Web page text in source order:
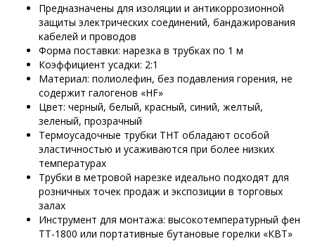
Предназначены для изоляции и антикоррозионной
защиты электрических соединений, бандажирования
кабелей и проводов
Форма поставки: нарезка в трубках по 1 м
Коэффициент усадки: 2:1
Материал: полиолефин, без подавления горения, не
содержит галогенов «HF»
Цвет: черный, белый, красный, синий, желтый,
зеленый, прозрачный
Термоусадочные трубки ТНТ обладают особой
эластичностью и усаживаются при более низких
температурах
Трубки в метровой нарезке идеально подходят для
розничных точек продаж и экспозиции в торговых
залах
Инструмент для монтажа: высокотемпературный фен
ТТ-1800 или портативные бутановые горелки «КВТ»